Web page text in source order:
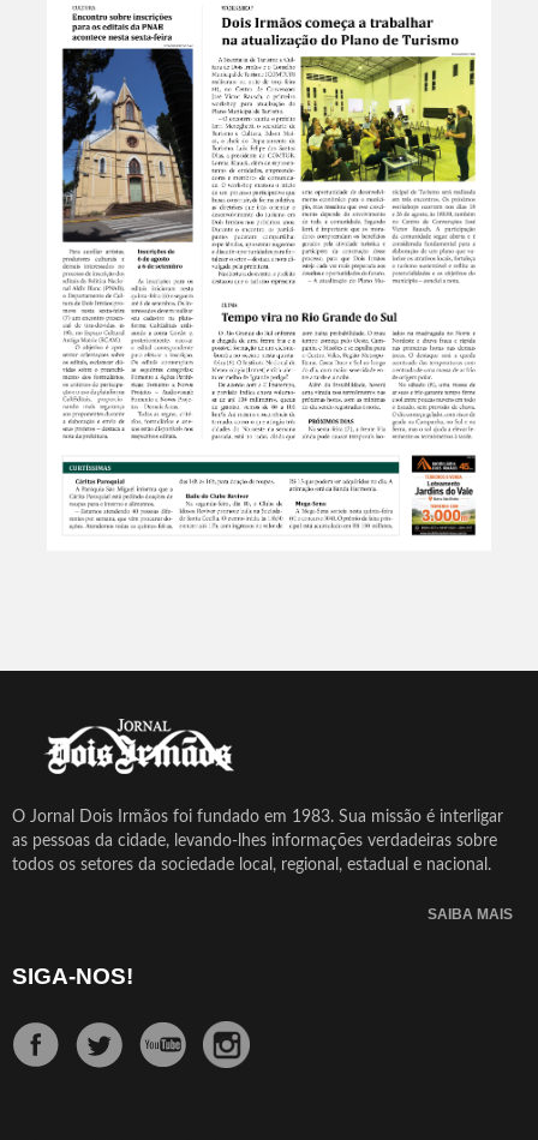
O Jornal Dois Irmãos foi fundado em 1983. Sua missão é interligar
as pessoas da cidade, levando-lhes informações verdadeiras sobre
todos os setores da sociedade local, regional, estadual e nacional.
SAIBA MAIS
SIGA-NOS!